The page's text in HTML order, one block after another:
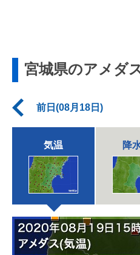
宮城県のアメダ
前日(08月18日)
気温 降